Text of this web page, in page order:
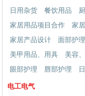
日用杂货
餐饮用品
家居用品项目合作
家
家居产品设计
面部护理
美甲用品、用具
美容
眼部护理
唇部护理
电工电气